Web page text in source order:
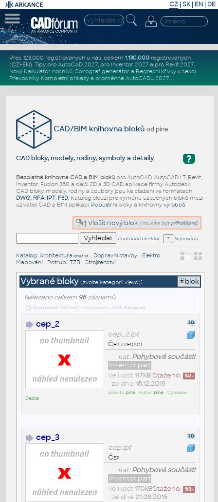
CZ | SK| EN | DE
Přes 123.000 registrovaných u nás, celkem 1.130.000registrovaných
(CZ+EN). Tipy pro AutoCAD 2027, pro Inventor 2027a pro Revit 2027.
Nový Kalkulátor nosníků, Spirograf generátor a Regresní křivkyv sekci
Převodníky. Kompletní příkazya proměnné AutoCADu 2027.
CAD/BIM knihovna blokůod pine
?
CAD bloky, modely, rodiny, symboly a detaily
Bezplatná knihovna CAD a BIM blokůpro AutoCAD, AutoCAD LT, Revit,
Inventor, Fusion 360 a další 2D a 3D CAD aplikace firmy Autodesk.
CAD bloky, modely, rodiny a soubory jsou ke stažení ve formátech
DWG, RFA, IPT, F3D. Katalog slouží pro výměnu užitečných bloků mezi
uživateli CAD a BIM aplikací. Populárníbloky a knihovny výrobců.
Vložit nový blok (musíte být přihlášeni)
Podrobné hledání Nápověda
Katalog: Architektura/obecné• Dopravní stavby• Elektro•
Mapování• Potrubí, TZB • Strojírenství
Vybrané bloky (zvolte kategorii vlevo): blok
Nalezeno celkem 96záznamů
hromadné stahování není pro váš účet dostupné
cep_2
cep_2.ipt
Čep zvedací
kat:Pohybové součásti
Inventor part
Staženo: 541x
Velikost 117kB
• ze dne 18.12.2015
Umístil:pine• Autor:pine• Výrobce:
Desta
cep_3
cep.ipt
Čep
kat:Pohybové součásti
Inventor part
Staženo: 518x
Velikost 170kB
• ze dne 21.08.2015